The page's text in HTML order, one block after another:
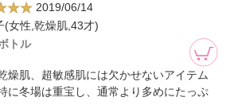
2019/06/14
(女性,乾燥肌,43才)
トル
燥肌、超敏感肌には欠かせないアイテム
に冬場は重宝し、通常より多めにたっぷ